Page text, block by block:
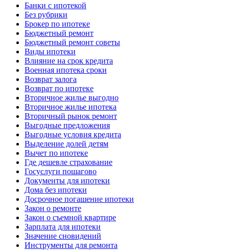
Банки с ипотекой
Без рубрики
Брокер по ипотеке
Бюджетный ремонт
Бюджетный ремонт советы
Виды ипотеки
Влияние на срок кредита
Военная ипотека сроки
Возврат залога
Возврат по ипотеке
Вторичное жилье выгодно
Вторичное жилье ипотека
Вторичный рынок ремонт
Выгодные предложения
Выгодные условия кредита
Выделение долей детям
Вычет по ипотеке
Где дешевле страхование
Госуслуги пошагово
Документы для ипотеки
Дома без ипотеки
Досрочное погашение ипотеки
Закон о ремонте
Закон о съемной квартире
Зарплата для ипотеки
Значение сновидений
Инструменты для ремонта